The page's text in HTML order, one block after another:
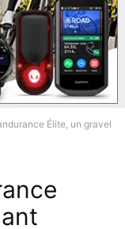
Élite, un gravel